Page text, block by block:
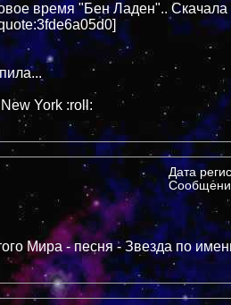
время "Бен Ладен".. Скачала
York :roll:
Дата
Мира - песня - Звезда по